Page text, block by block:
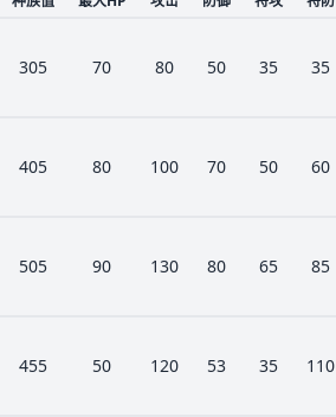
305 70 80 50 35 35
405 80 100 70 50 60
505 90 130 80 65 85
455 50 120 53 35 110